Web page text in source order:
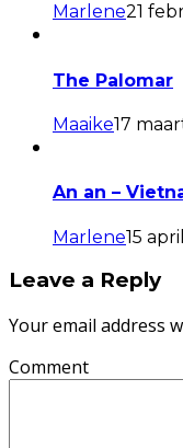
Marlene21
The Palomar
Maaike17
An an –
Marlene15
Leave a Reply
Your email address
Comment